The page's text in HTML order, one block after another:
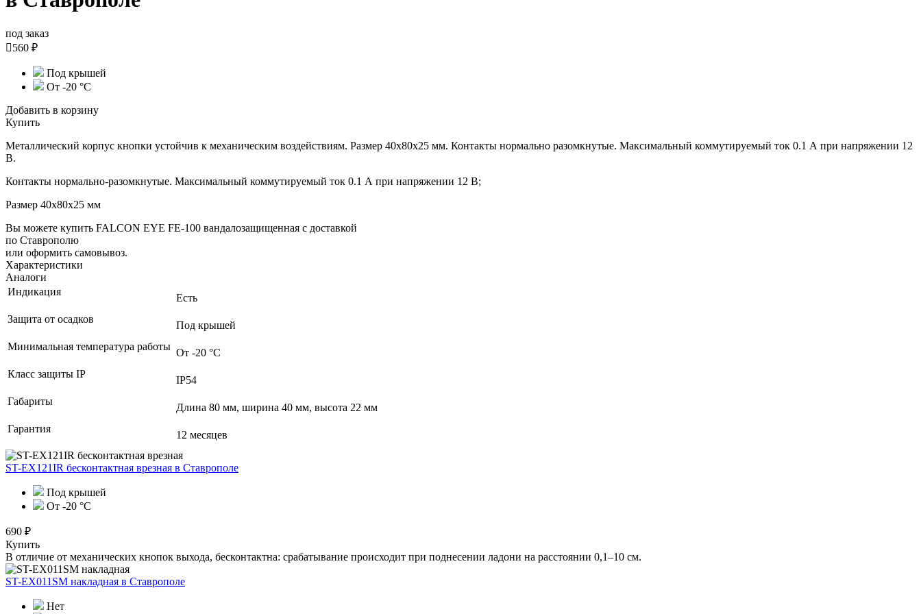
под заказ
560 ₽
Под крышей
От -20 °С
Добавить в корзину
Купить
Металлический корпус кнопки устойчив к механическим воздействиям. Размер 40х80х25 мм. Контакты нормально разомкнутые. Максимальный коммутируемый ток 0.1 А при напряжении 12
В.
Контакты нормально-разомкнутые. Максимальный коммутируемый ток 0.1 А при напряжении 12 В;
Размер 40х80х25 мм
Вы можете купить FALCON EYE FE-100 вандалозащищенная с доставкой
по Ставрополю
или оформить самовывоз.
Характеристики
Аналоги
Индикация
Есть
Защита от осадков
Под крышей
Минимальная температура работы
От -20 °С
Класс защиты IP
IP54
Габариты
Длина 80 мм, ширина 40 мм, высота 22 мм
Гарантия
12 месяцев
ST-EX121IR бесконтактная врезная в Ставрополе
Под крышей
От -20 °C
690 ₽
Купить
В отличие от механических кнопок выхода, бесконтактна: срабатывание происходит при поднесении ладони на расстоянии 0,1–10 см.
ST-EX011SM накладная в Ставрополе
Нет